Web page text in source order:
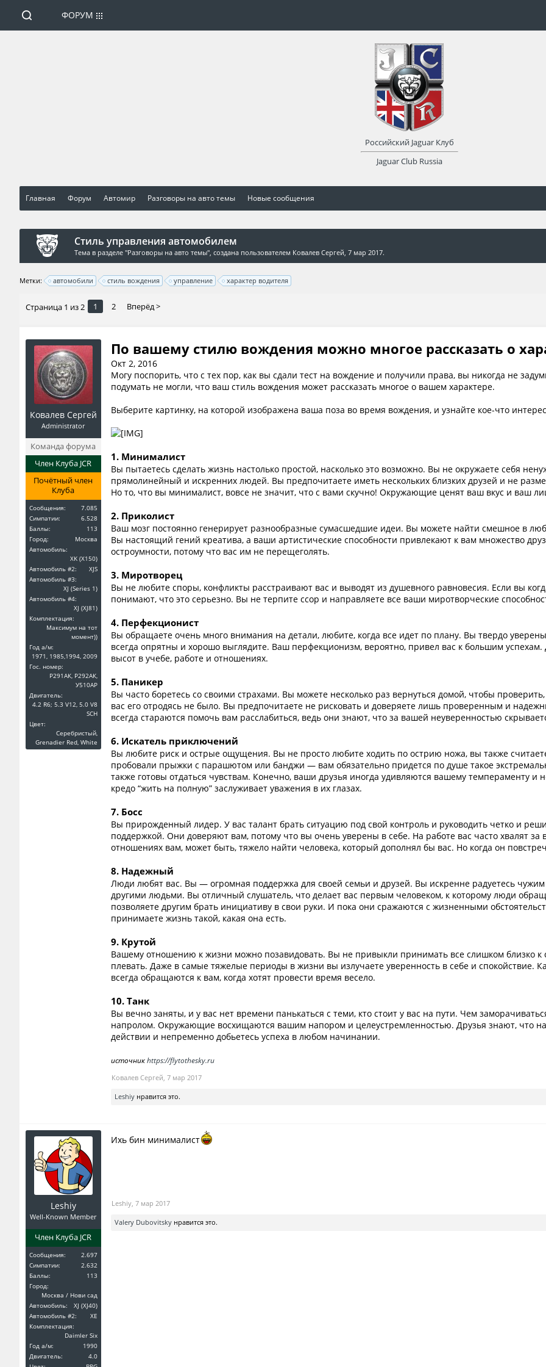
Главная Форум Автомир Разговоры на авто темы Новые сообщения
Стиль управления автомобилем
Тема в разделе "Разговоры на авто темы", создана пользователем Ковалев Сергей, 7 мар 2017.
Метки: автомобили стиль вождения управление характер водителя
Страница 1 из 2 1 2 Вперёд >
Ковалев Сергей
Administrator
Команда форума
Член Клуба JCR
Почётный член
Клуба
Сообщения:
7.085
Симпатии:
6.528
Баллы:
113
Город:
Москва
Автомобиль:
XK (X150)
Автомобиль #2:
XJS
Автомобиль #3:
XJ (Series 1)
Автомобиль #4:
XJ (XJ81)
Комплектация:
Максимум на тот
момент))
Год a/м:
1971, 1985,1994, 2009
Гос. номер:
Р291АК, Р292АК,
У510АР
Двигатель:
4.2 R6; 5.3 V12, 5.0 V8
SCH
Цвет:
Серебристый,
Grenadier Red, White
По вашему стилю вождения можно многое рассказать о
Окт 2, 2016
Могу поспорить, что с тех пор, как вы сдали тест на вождение и получили права, вы никогда не
подумать не могли, что ваш стиль вождения может рассказать многое о вашем характере.
Выберите картинку, на которой изображена ваша поза во время вождения, и узнайте кое-что
1. Минималист
Вы пытаетесь сделать жизнь настолько простой, насколько это возможно. Вы не окружаете себя
прямолинейный и искренних людей. Вы предпочитаете иметь нескольких близких друзей и не
Но то, что вы минималист, вовсе не значит, что с вами скучно! Окружающие ценят ваш вкус и ваш
2. Приколист
Ваш мозг постоянно генерирует разнообразные сумасшедшие идеи. Вы можете найти смешное в
Вы настоящий гений креатива, а ваши артистические способности привлекают к вам множество
остроумности, потому что вас им не перещеголять.
3. Миротворец
Вы не любите споры, конфликты расстраивают вас и выводят из душевного равновесия. Если вы
понимают, что это серьезно. Вы не терпите ссор и направляете все ваши миротворческие
4. Перфекционист
Вы обращаете очень много внимания на детали, любите, когда все идет по плану. Вы твердо
всегда опрятны и хорошо выглядите. Ваш перфекционизм, вероятно, привел вас к большим
высот в учебе, работе и отношениях.
5. Паникер
Вы часто боретесь со своими страхами. Вы можете несколько раз вернуться домой, чтобы
вас его отродясь не было. Вы предпочитаете не рисковать и доверяете лишь проверенным и
всегда стараются помочь вам расслабиться, ведь они знают, что за вашей неуверенностью
6. Искатель приключений
Вы любите риск и острые ощущения. Вы не просто любите ходить по острию ножа, вы также
пробовали прыжки с парашютом или банджи — вам обязательно придется по душе такое
также готовы отдаться чувствам. Конечно, ваши друзья иногда удивляются вашему темпераменту
кредо “жить на полную” заслуживает уважения в их глазах.
7. Босс
Вы прирожденный лидер. У вас талант брать ситуацию под свой контроль и руководить четко и
поддержкой. Они доверяют вам, потому что вы очень уверены в себе. На работе вас часто хвалят
отношениях вам, может быть, тяжело найти человека, который дополнял бы вас. Но когда он
8. Надежный
Люди любят вас. Вы — огромная поддержка для своей семьи и друзей. Вы искренне радуетесь
другими людьми. Вы отличный слушатель, что делает вас первым человеком, к которому люди
позволяете другим брать инициативу в свои руки. И пока они сражаются с жизненными
принимаете жизнь такой, какая она есть.
9. Крутой
Вашему отношению к жизни можно позавидовать. Вы не привыкли принимать все слишком близко к
плевать. Даже в самые тяжелые периоды в жизни вы излучаете уверенность в себе и спокойствие.
всегда обращаются к вам, когда хотят провести время весело.
10. Танк
Вы вечно заняты, и у вас нет времени панькаться с теми, кто стоит у вас на пути. Чем
напролом. Окружающие восхищаются вашим напором и целеустремленностью. Друзья знают, что
действии и непременно добьетесь успеха в любом начинании.
источникhttps://flytothesky.ru
Ковалев Сергей, 7 мар 2017
Leshiyнравится это.
Leshiy
Well-Known Member
Член Клуба JCR
Сообщения:
2.697
Симпатии:
2.632
Баллы:
113
Город:
Москва / Нови сад
Автомобиль:
XJ (XJ40)
Автомобиль #2:
XE
Комплектация:
Daimler Six
Год a/м:
1990
Двигатель:
4.0
Ихь бин минималист
Leshiy, 7 мар 2017
Valery Dubovitskyнравится это.
ФОРУМ
Российский Jaguar Клуб
Jaguar Club Russia